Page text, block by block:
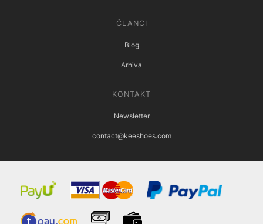
ČLANCI
Blog
Arhiva
KONTAKT
Newsletter
contact@keeshoes.com